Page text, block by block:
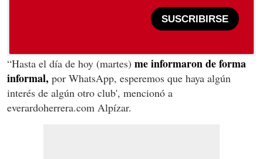
SUSCRIBIRSE
“Hasta el día de hoy (martes) me informaron de forma
informal, por WhatsApp, esperemos que haya algún
interés de algún otro club', mencionó a
everardoherrera.com Alpízar.